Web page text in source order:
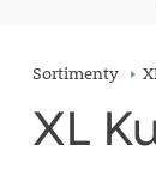
Sortimenty
XL